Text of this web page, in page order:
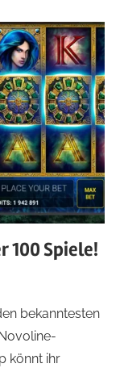
100 Spiele!
,
bekanntesten
könnt ihr